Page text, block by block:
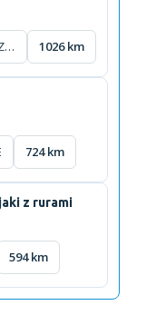
SŁABOSZEWKO 1026 km
724 km
z rurami
594 km